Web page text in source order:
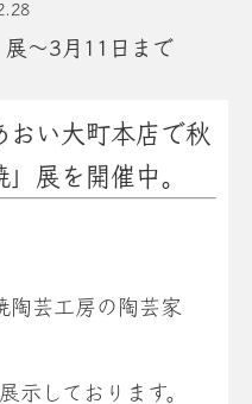
〜3月11日まで
おい大町本店で秋
展を開催中。
陶芸工房の陶芸家
しております。